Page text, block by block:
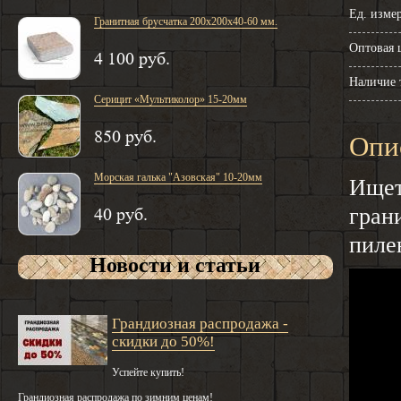
Гранитная брусчатка 200х200х40-60 мм.
4 100 руб.
Серицит «Мультиколор» 15-20мм
850 руб.
Морская галька "Азовская" 10-20мм
40 руб.
Новости и статьи
Грандиозная распродажа -
скидки до 50%!
Успейте купить!
Грандиозная распродажа по зимним ценам!
Ед.
Оптовая
Наличие